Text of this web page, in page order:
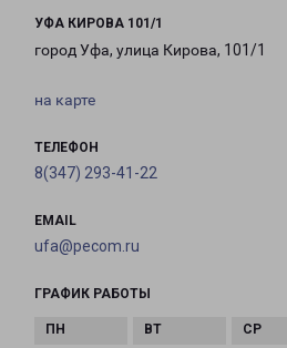
УФА КИРОВА 101/1
город Уфа, улица Кирова, 101/1
на карте
ТЕЛЕФОН
8(347) 293-41-22
EMAIL
ufa@pecom.ru
ГРАФИК РАБОТЫ